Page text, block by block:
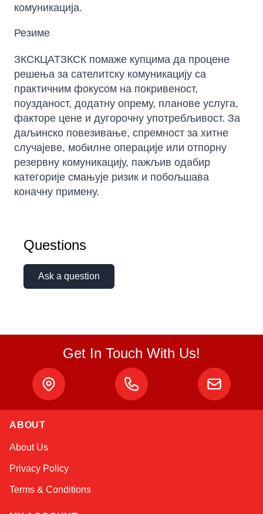
комуникација.
Резиме
ЗКСКЦАТЗКСК помаже купцима да процене
решења за сателитску комуникацију са
практичним фокусом на покривеност,
поузданост, додатну опрему, планове услуга,
факторе цене и дугорочну употребљивост. За
даљинско повезивање, спремност за хитне
случајеве, мобилне операције или отпорну
резервну комуникацију, пажљив одабир
категорије смањује ризик и побољшава
коначну примену.
Questions
Ask a question
Get In Touch With Us!
ABOUT
About Us
Privacy Policy
Terms & Conditions